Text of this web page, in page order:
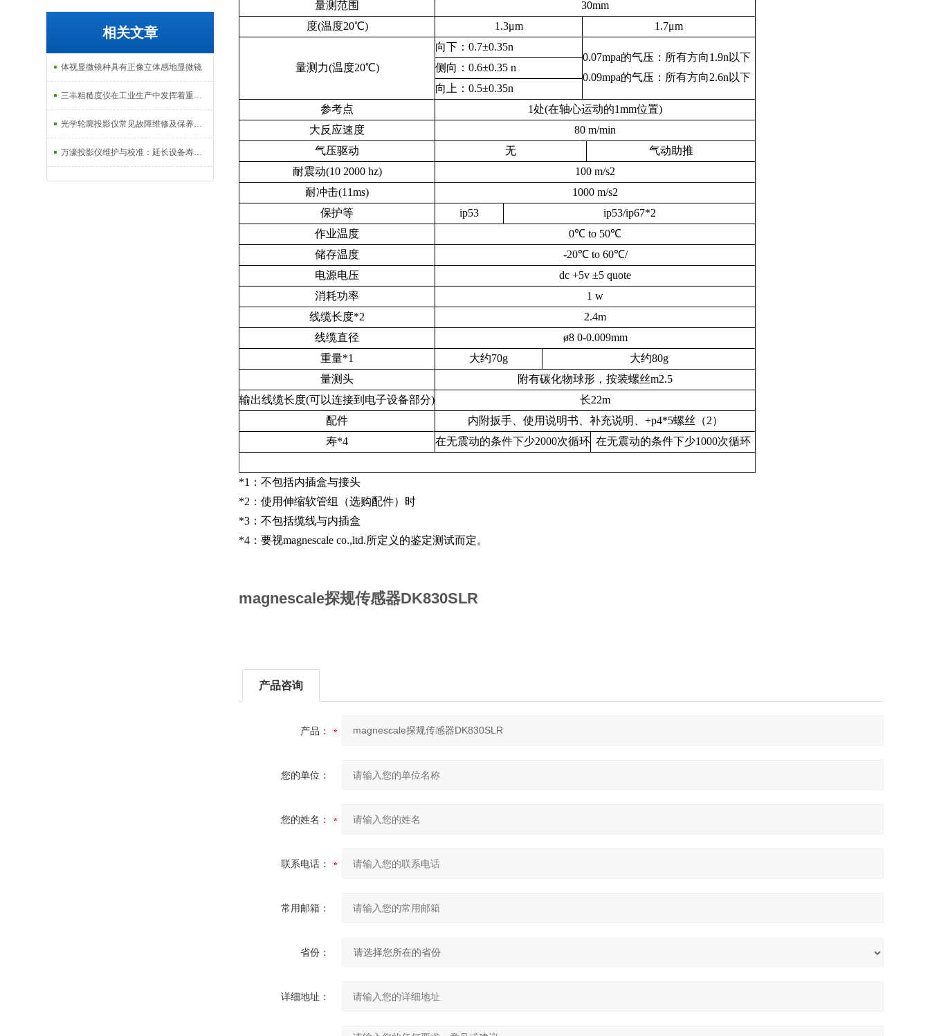
相关文章
体视显微镜种具有正像立体感地显微镜
三丰粗糙度仪在工业生产中发挥着重要的作用
光学轮廓投影仪常见故障维修及保养技巧
万濠投影仪维护与校准：延长设备寿命的实用技巧
量测范围
30mm
度(温度20℃) 1.3μm 1.7μm
量测力(温度20℃)
向下：0.7±0.35n
0.07mpa的气压：所有方向1.9n 以下
0.09mpa的气压：所有方向2.6n 以下
侧向：0.6±0.35 n
向上：0.5±0.35n
参考点
1处(在轴心运动的1mm位置)
大反应速度
80 m/min
气压驱动
无
气动助推
耐震动(10 2000 hz) 100 m/s2
耐冲击(11ms) 1000 m/s2
保护等
ip53 ip53/ip67*2
作业温度
0℃ to 50℃
储存温度
-20℃to 60℃/
电源电压
dc +5v±5 quote
消耗功率
1 w
线缆长度*2
2.4m
线缆直径
ø8 0-0.009mm
重量*1 大约70g 大约80g
量测头
附有碳化物球形，按装螺丝m2.5
输出线缆长度(可以连接到电子设备部分) 长22m
配件
内附扳手、使用说明书、补充说明、 +p4*5螺丝（2）
寿*4 在无震动的条件下少2000次循环 在无震动的条件下少1000次循环
*1：不包括内插盒与接头
*2：使用伸缩软管组（选购配件）时
*3：不包括缆线与内插盒
*4：要视magnescale co.,ltd.所定义的鉴定测试而定。
magnescale探规传感器DK830SLR
产品咨询
产品：
您的单位：
您的姓名：
联系电话：
常用邮箱：
省份：
详细地址：